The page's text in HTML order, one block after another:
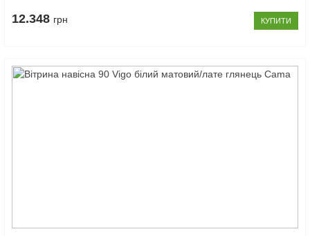
12.348 грн КУПИТИ